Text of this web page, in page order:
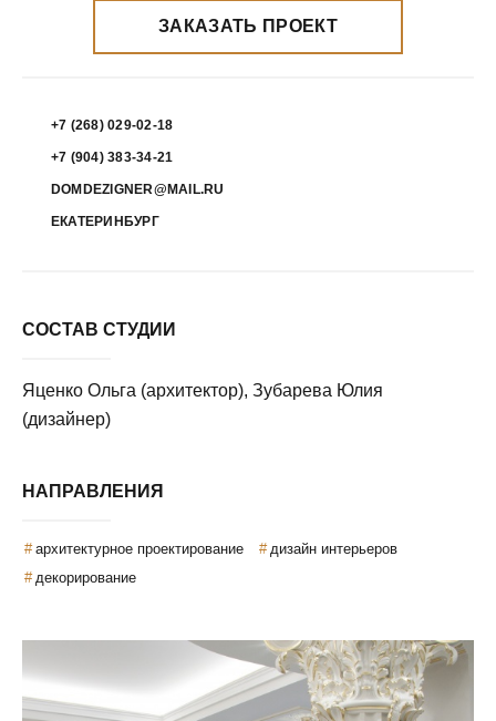
ЗАКАЗАТЬ ПРОЕКТ
+7 (268) 029-02-18
+7 (904) 383-34-21
DOMDEZIGNER@MAIL.RU
ЕКАТЕРИНБУРГ
СОСТАВ СТУДИИ
Яценко Ольга (архитектор), Зубарева Юлия
(дизайнер)
НАПРАВЛЕНИЯ
архитектурное проектирование
дизайн интерьеров
декорирование